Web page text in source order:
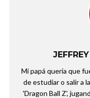
Mi papá quería que
de estudiar o salir a
'Dragon Ball Z',